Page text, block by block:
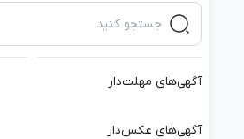
آگهی‌های مهلت‌دار
آگهی‌های عکس‌دار